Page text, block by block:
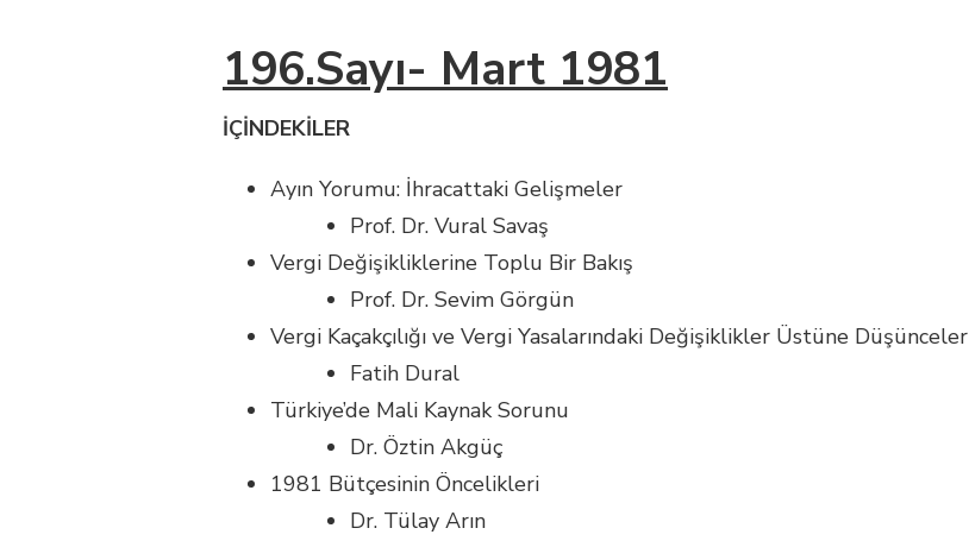
196.Sayı- Mart 1981
İÇİNDEKİLER
Ayın Yorumu: İhracattaki Gelişmeler
Prof. Dr. Vural Savaş
Vergi Değişikliklerine Toplu Bir Bakış
Prof. Dr. Sevim Görgün
Vergi Kaçakçılığı ve Vergi Yasalarındaki Değişiklikler Üstüne Düşünceler
Fatih Dural
Türkiye’de Mali Kaynak Sorunu
Dr. Öztin Akgüç
1981 Bütçesinin Öncelikleri
Dr. Tülay Arın